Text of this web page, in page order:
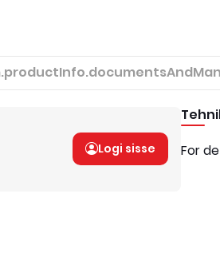
Logi sisse
For